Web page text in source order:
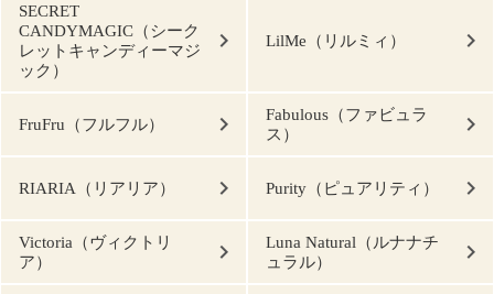
SECRET
CANDYMAGIC（シーク
レットキャンディーマジ
ック）
LilMe（リルミィ）
FruFru（フルフル）
Fabulous（ファビュラ
ス）
RIARIA（リアリア） Purity（ピュアリティ）
Victoria（ヴィクトリ
ア）
Luna Natural（ルナナチ
ュラル）